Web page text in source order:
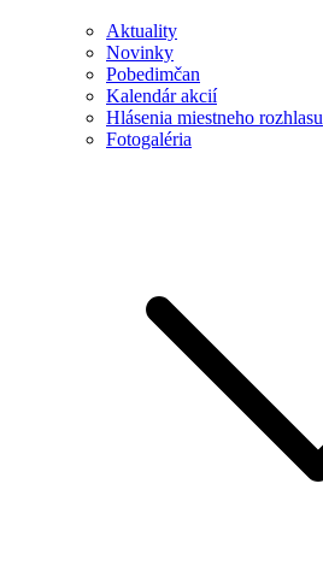
Aktuality
Novinky
Pobedimčan
Kalendár akcií
Hlásenia miestneho rozhlasu
Fotogaléria